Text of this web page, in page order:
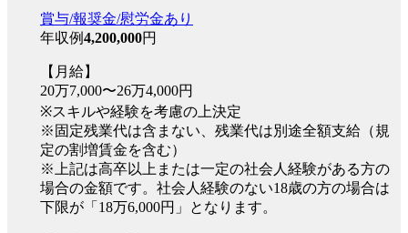
賞与/報奨金/慰労金あり
年収例4,200,000円
【月給】
20万7,000〜26万4,000円
※スキルや経験を考慮の上決定
※固定残業代は含まない、残業代は別途全額支給（規
定の割増賃金を含む）
※上記は高卒以上または一定の社会人経験がある方の
場合の金額です。社会人経験のない18歳の方の場合は
下限が「18万6,000円」となります。